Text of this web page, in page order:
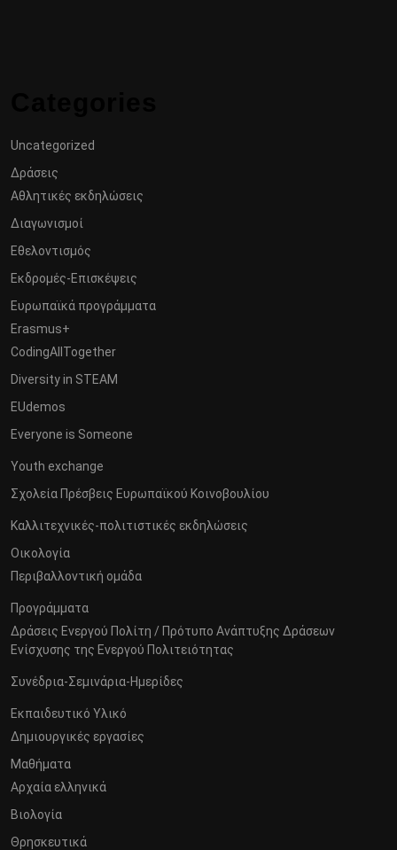
Uncategorized
Δράσεις
Αθλητικές εκδηλώσεις
Διαγωνισμοί
Εθελοντισμός
Εκδρομές-Επισκέψεις
Ευρωπαϊκά προγράμματα
Erasmus+
CodingAllTogether
Diversity in STEAM
EUdemos
Everyone is Someone
Youth exchange
Σχολεία Πρέσβεις Ευρωπαϊκού Κοινοβουλίου
Καλλιτεχνικές-πολιτιστικές εκδηλώσεις
Οικολογία
Περιβαλλοντική ομάδα
Προγράμματα
Δράσεις Ενεργού Πολίτη / Πρότυπο Ανάπτυξης Δράσεων
Ενίσχυσης της Ενεργού Πολιτειότητας
Συνέδρια-Σεμινάρια-Ημερίδες
Εκπαιδευτικό Υλικό
Δημιουργικές εργασίες
Μαθήματα
Αρχαία ελληνικά
Βιολογία
Θρησκευτικά